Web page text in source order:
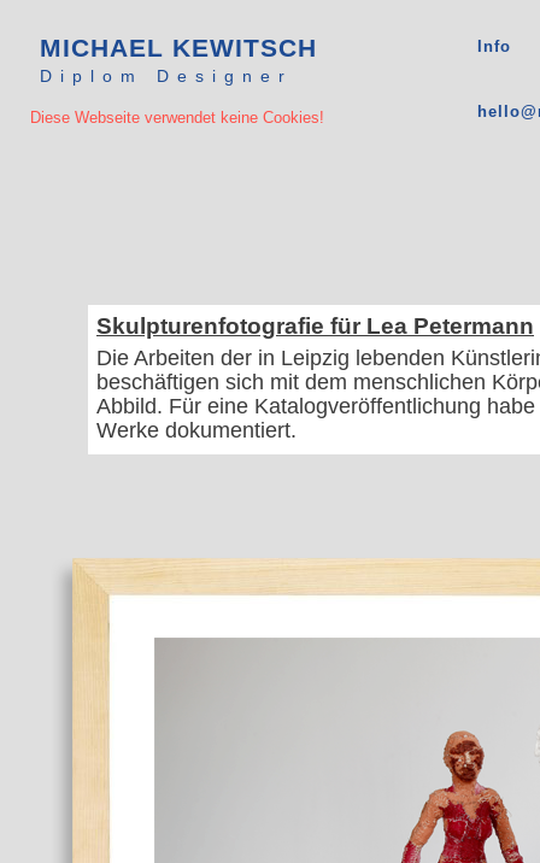
MICHAEL KEWITSCH
Diplom Designer
Info
Diese Webseite verwendet keine Cookies!
Skulpturenfotografie für Lea Petermann
Die Arbeiten der in Leipzig lebenden
beschäftigen sich mit dem menschlichen
Abbild. Für eine Katalogveröffentlichung
Werke dokumentiert.